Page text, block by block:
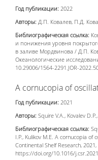
Год публикации: 2022
Авторы: Д.П. Ковалев, П.Д.
Библиографическая ссылка:
и понижения уровня
в заливе Мордвинова / Д.П.
Океанологические
10.29006/1564-2291.JOR-
A cornucopia of
Год публикации: 2021
Авторы: Squire V.A., Kovalev
Библиографическая ссылка:
I.P., Kulikov M.E. A cornucopia
Continental Shelf Research,
https://doi.org/10.1016/